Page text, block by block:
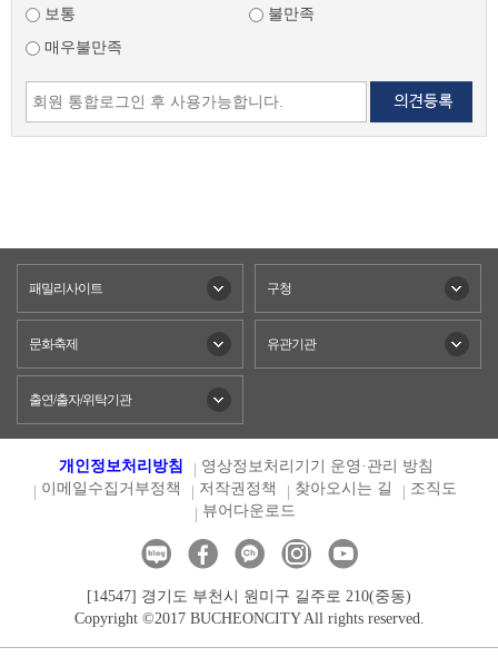
보통
불만족
매우불만족
패밀리사이트 구청
문화축제 유관기관
출연/출자/위탁기관
개인정보처리방침
영상정보처리기기 운영·관리 방침
이메일수집거부정책
저작권정책 찾아오시는 길
조직도
뷰어다운로드
[14547] 경기도 부천시 원미구 길주로 210(중동)
Copyright ©2017 BUCHEONCITY All rights reserved.